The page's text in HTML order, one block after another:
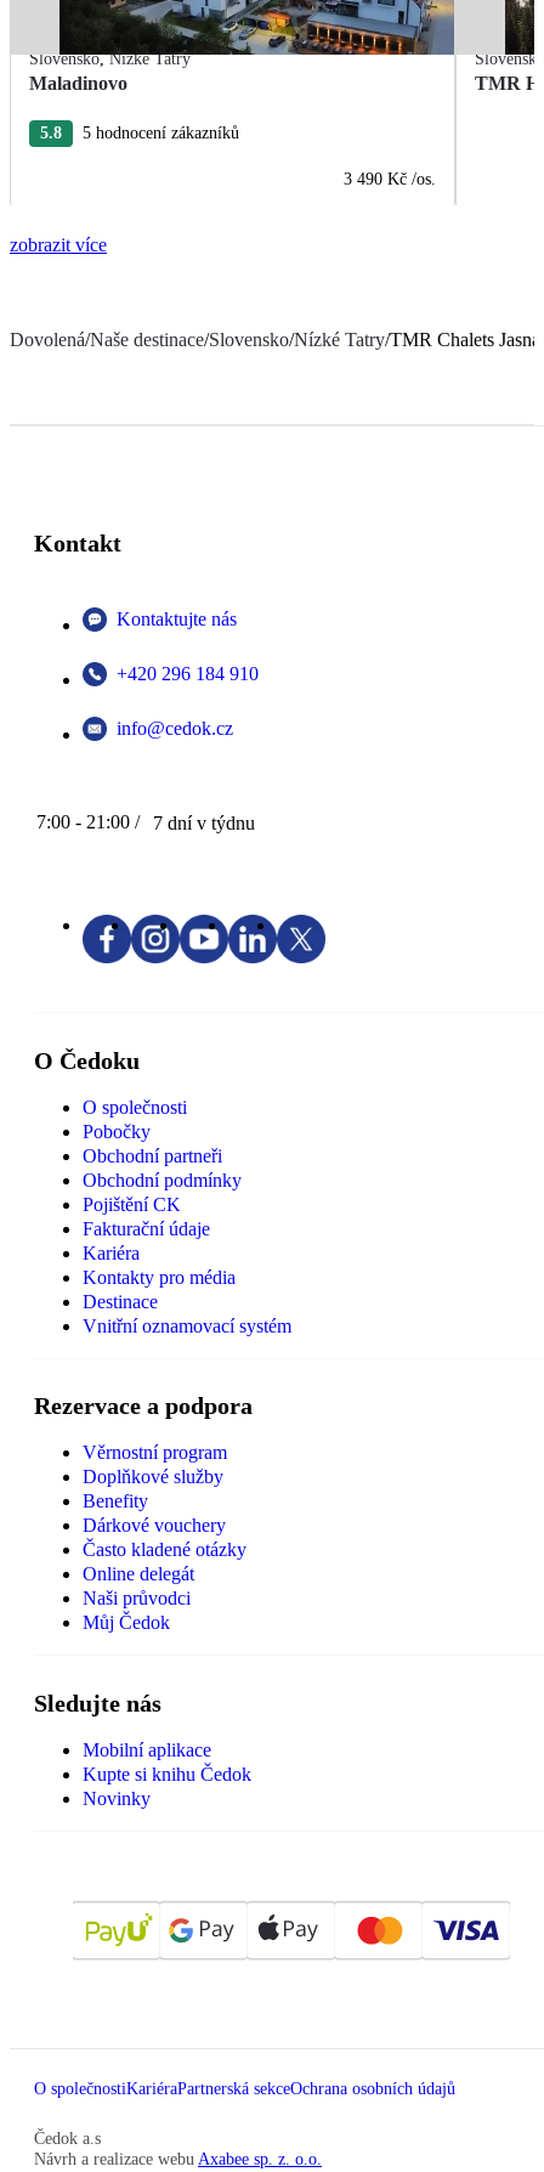
Slovensko,Nízké Tatry
Maladinovo
5.8 5 hodnocení zákazníků
3 490 Kč /os.
TMR
zobrazit více
Dovolená/Naše destinace/Slovensko/Nízké Tatry/TMR Chalets
Kontakt
Kontaktujte nás
+420 296 184 910
info@cedok.cz
7:00 - 21:00 / 7 dní v týdnu
O Čedoku
O společnosti
Pobočky
Obchodní partneři
Obchodní podmínky
Pojištění CK
Fakturační údaje
Kariéra
Kontakty pro média
Destinace
Vnitřní oznamovací systém
Rezervace a podpora
Věrnostní program
Doplňkové služby
Benefity
Dárkové vouchery
Často kladené otázky
Online delegát
Naši průvodci
Můj Čedok
Sledujte nás
Mobilní aplikace
Kupte si knihu Čedok
Novinky
O společnostiKariéraPartnerská sekceOchrana osobních údajů
Čedok a.s
Návrh a realizace webu Axabee sp. z. o.o.